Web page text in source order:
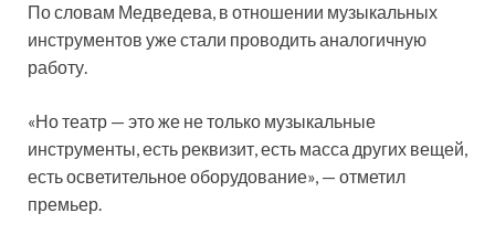
По словам Медведева, в отношении музыкальных
инструментов уже стали проводить аналогичную
работу.
«Но театр — это же не только музыкальные
инструменты, есть реквизит, есть масса других вещей,
есть осветительное оборудование», — отметил
премьер.